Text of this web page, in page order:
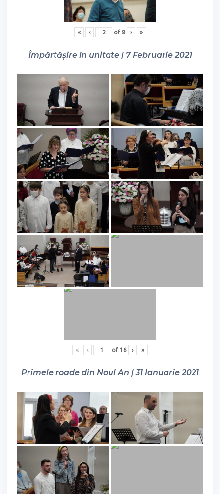
« ‹ of 8 › »
Împărtășire în unitate | 7 Februarie 2021
« ‹ of 16 › »
Primele roade din Noul An | 31 Ianuarie 2021